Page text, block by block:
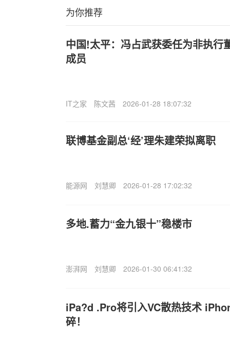
为你推荐
中国!太平：冯占武获委任为非执行
成员
IT之家 陈文茜 2026-01-28 18:07:32
联博基金副总‘经’理朱建荣拟离职
能源网 刘慧卿 2026-01-28 17:02:32
多地.蓄力“金九银十”稳楼市
澎湃网 刘慧卿 2026-01-30 06:41:32
iPa?d .Pro将引入VC散热技术
碎！